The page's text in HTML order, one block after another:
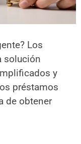
Los
solución
y
préstamos
de obtener